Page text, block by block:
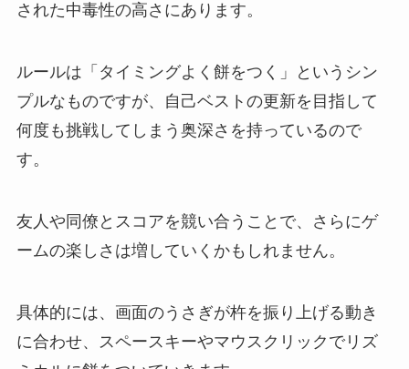
された中毒性の高さにあります。
ルールは「タイミングよく餅をつく」というシン
プルなものですが、自己ベストの更新を目指して
何度も挑戦してしまう奥深さを持っているので
す。
友人や同僚とスコアを競い合うことで、さらにゲ
ームの楽しさは増していくかもしれません。
具体的には、画面のうさぎが杵を振り上げる動き
に合わせ、スペースキーやマウスクリックでリズ